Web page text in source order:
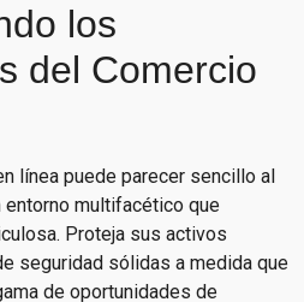
los
del Comercio
línea puede parecer sencillo al
multifacético que
Proteja sus activos
seguridad sólidas a medida que
de oportunidades de